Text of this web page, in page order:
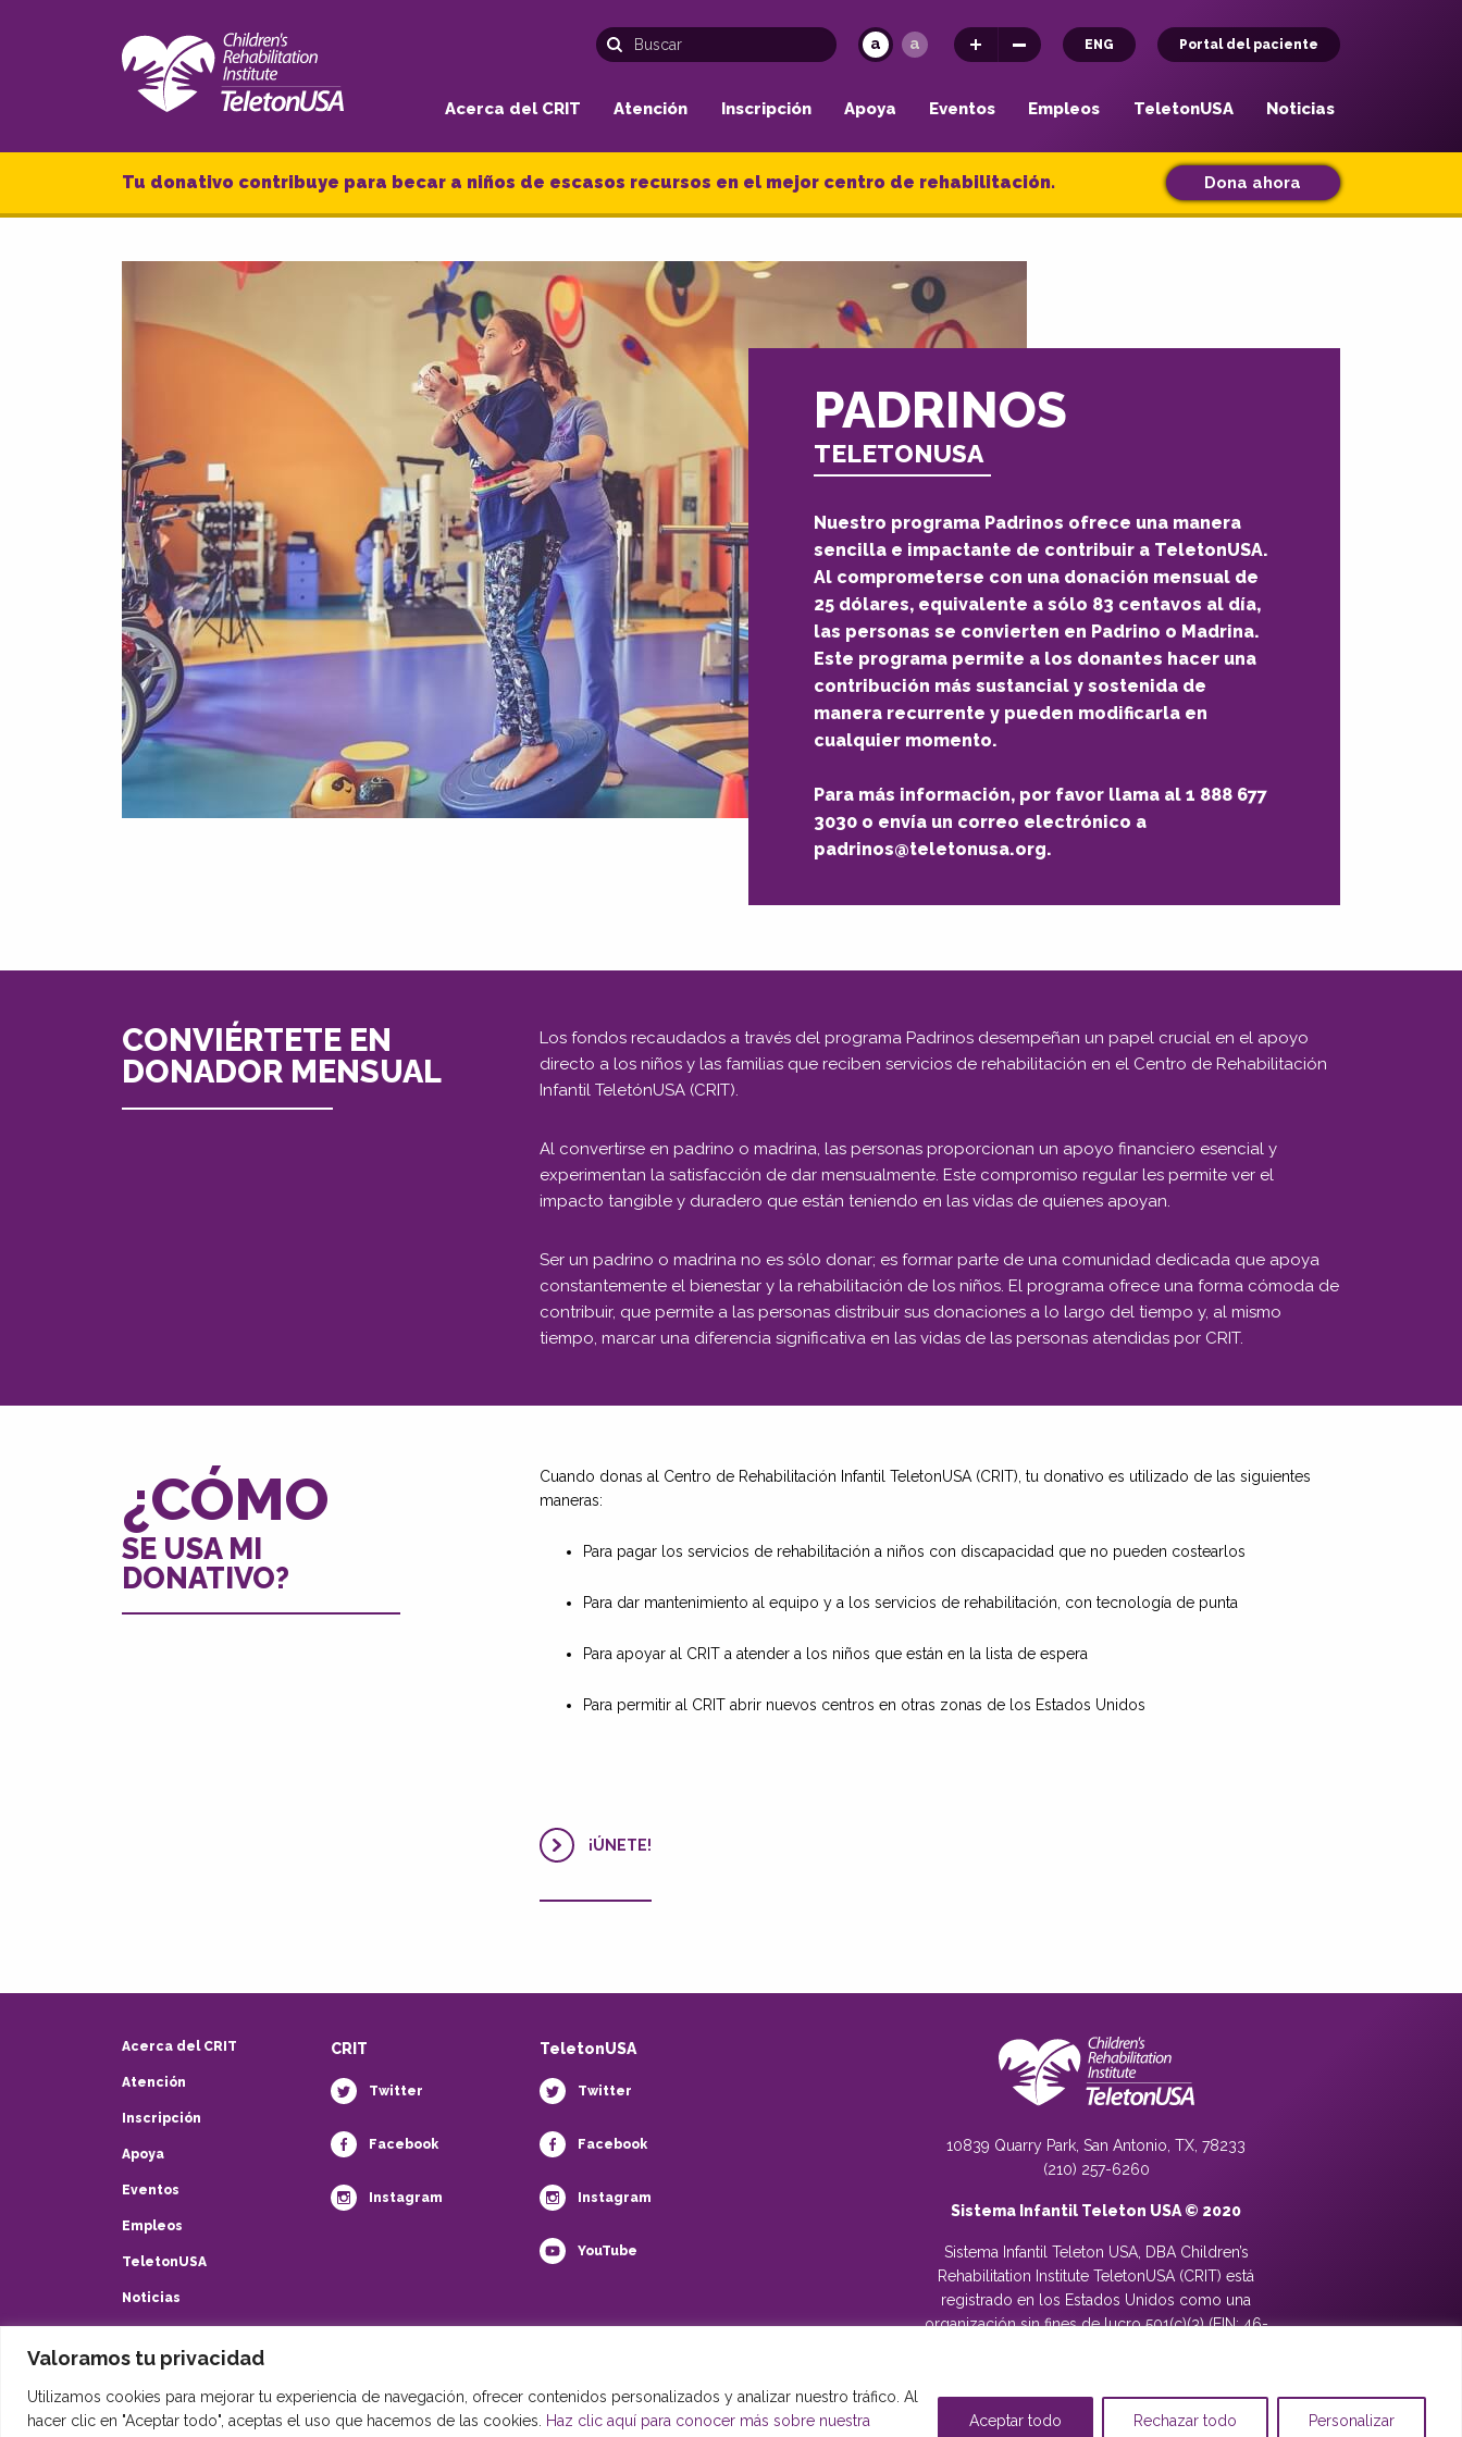
Valoramos tu privacidad
Utilizamos cookies para mejorar tu experiencia de navegación, ofrecer contenidos personalizados y analizar nuestro tráfico. Al
hacer clic en "Aceptar todo", aceptas el uso que hacemos de las cookies. Haz clic aquí para conocer más sobre nuestra
Personalizar
Rechazar todo
Aceptar todo
a a ENG Portal del paciente
Acerca del CRIT Atención Inscripción Apoya Eventos Empleos TeletonUSA Noticias
Tu donativo contribuye para becar a niños de escasos recursos en el mejor centro de rehabilitación. Dona ahora
PADRINOS
TELETONUSA
Nuestro programa Padrinos ofrece una manera
sencilla e impactante de contribuir a TeletonUSA.
Al comprometerse con una donación mensual de
25 dólares, equivalente a sólo 83 centavos al día,
las personas se convierten en Padrino o Madrina.
Este programa permite a los donantes hacer una
contribución más sustancial y sostenida de
manera recurrente y pueden modificarla en
cualquier momento.
Para más información, por favor llama al 1 888 677
3030 o envía un correo electrónico a
padrinos@teletonusa.org.
CONVIÉRTETE EN
DONADOR MENSUAL
Los fondos recaudados a través del programa Padrinos desempeñan un papel crucial en el apoyo
directo a los niños y las familias que reciben servicios de rehabilitación en el Centro de Rehabilitación
Infantil TeletónUSA (CRIT).
Al convertirse en padrino o madrina, las personas proporcionan un apoyo financiero esencial y
experimentan la satisfacción de dar mensualmente. Este compromiso regular les permite ver el
impacto tangible y duradero que están teniendo en las vidas de quienes apoyan.
Ser un padrino o madrina no es sólo donar; es formar parte de una comunidad dedicada que apoya
constantemente el bienestar y la rehabilitación de los niños. El programa ofrece una forma cómoda de
contribuir, que permite a las personas distribuir sus donaciones a lo largo del tiempo y, al mismo
tiempo, marcar una diferencia significativa en las vidas de las personas atendidas por CRIT.
¿CÓMO
SE USA MI
DONATIVO?
Cuando donas al Centro de Rehabilitación Infantil TeletonUSA (CRIT), tu donativo es utilizado de las siguientes
maneras:
Para pagar los servicios de rehabilitación a niños con discapacidad que no pueden costearlos
Para dar mantenimiento al equipo y a los servicios de rehabilitación, con tecnología de punta
Para apoyar al CRIT a atender a los niños que están en la lista de espera
Para permitir al CRIT abrir nuevos centros en otras zonas de los Estados Unidos
¡ÚNETE!
Acerca del CRIT
Atención
Inscripción
Apoya
Eventos
Empleos
TeletonUSA
Noticias
Políticas de privacidad
HIPAA
CRIT
Twitter
Facebook
Instagram
TeletonUSA
Twitter
Facebook
Instagram
YouTube
10839 Quarry Park, San Antonio, TX, 78233
(210) 257-6260
Sistema Infantil Teleton USA © 2020
Sistema Infantil Teleton USA, DBA Children’s
Rehabilitation Institute TeletonUSA (CRIT) está
registrado en los Estados Unidos como una
organización sin fines de lucro 501(c)(3) (EIN: 46-